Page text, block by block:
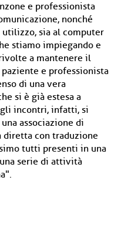
e professionista
nonché
sia al computer
stiamo impiegando e
a mantenere il
e professionista
di una vera
si è già estesa a
incontri, infatti, si
associazione di
diretta con traduzione
tutti presenti in una
serie di attività